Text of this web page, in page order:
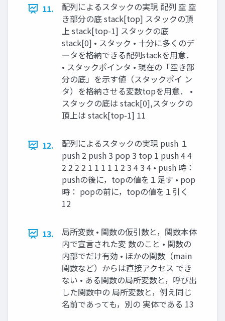
11.
配列によるスタックの実現 配列 空 空
き部分の底 stack[top] スタックの頂
上 stack[top-1] スタックの底
stack[0] • スタック • 十分に多くのデ
ータを格納できる配列stackを用意．
• スタックポインタ • 現在の「空き部
分の底」を示す値（スタックポイ ン
タ）を格納させる変数topを用意． •
スタックの底は stack[0],スタックの
頂上は stack[top-1] 11
12.
配列によるスタックの実現 push １
push 2 push 3 pop 3 top 1 push 4 4
2 2 2 2 1 1 1 1 1 2 3 4 3 4 • push 時：
pushの後に，topの値を１足す • pop
時： popの前に，topの値を１引く
12
13.
局所変数 • 関数の仮引数と，関数本体
内で宣言された変 数のこと • 関数の
内部でだけ有効 • ほかの関数（main
関数など）からは直接アクセス でき
ない • ある関数の局所変数と，呼び出
した関数中の 局所変数と，例え同じ
名前であっても，別の 実体である 13